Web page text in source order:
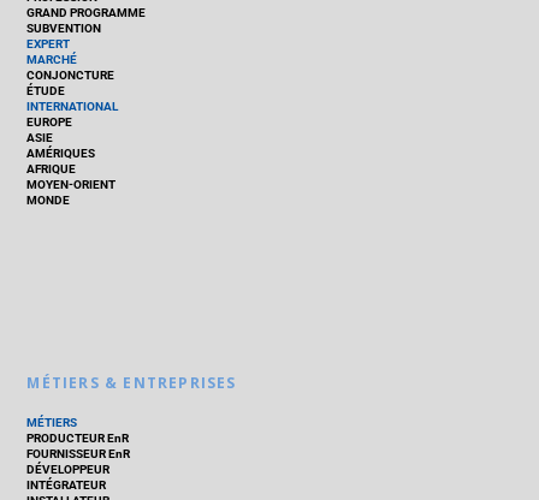
GRAND PROGRAMME
SUBVENTION
EXPERT
MARCHÉ
CONJONCTURE
ÉTUDE
INTERNATIONAL
EUROPE
ASIE
AMÉRIQUES
AFRIQUE
MOYEN-ORIENT
MONDE
MÉTIERS & ENTREPRISES
MÉTIERS
PRODUCTEUR EnR
FOURNISSEUR EnR
DÉVELOPPEUR
INTÉGRATEUR